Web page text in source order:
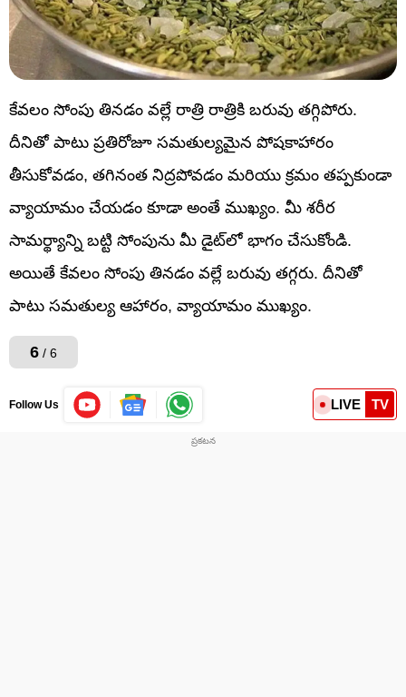
కేవలం సోంపు తినడం వల్లే రాత్రి రాత్రికి బరువు తగ్గిపోరు.
దీనితో పాటు ప్రతిరోజూ సమతుల్యమైన పోషకాహారం
తీసుకోవడం, తగినంత నిద్రపోవడం మరియు క్రమం తప్పకుండా
వ్యాయామం చేయడం కూడా అంతే ముఖ్యం. మీ శరీర
సామర్థ్యాన్ని బట్టి సోంపును మీ డైట్‌లో భాగం చేసుకోండి.
అయితే కేవలం సోంపు తినడం వల్లే బరువు తగ్గరు. దీనితో
పాటు సమతుల్య ఆహారం, వ్యాయామం ముఖ్యం.
6 / 6
Follow Us LIVE TV